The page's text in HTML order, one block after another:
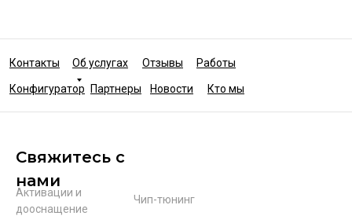
Кто мы
Конфигуратор
Отзывы
Об услугах Работы
Партнеры Новости
Контакты
Чип-тюнинг
Активации и
дооснащение
Свяжитесь с
нами